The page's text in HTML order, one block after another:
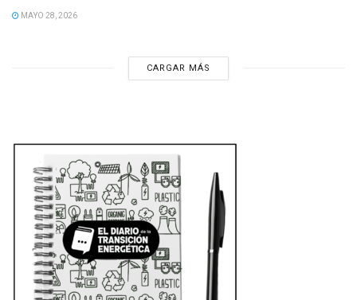
MAYO 28, 2026
CARGAR MÁS